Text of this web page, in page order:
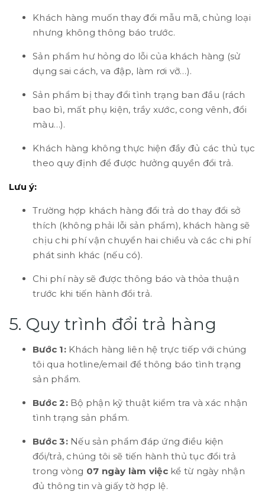
Khách hàng muốn thay đổi mẫu mã, chủng loại
nhưng không thông báo trước.
Sản phẩm hư hỏng do lỗi của khách hàng (sử
dụng sai cách, va đập, làm rơi vỡ…).
Sản phẩm bị thay đổi tình trạng ban đầu (rách
bao bì, mất phụ kiện, trầy xước, cong vênh, đổi
màu…).
Khách hàng không thực hiện đầy đủ các thủ tục
theo quy định để được hưởng quyền đổi trả.
Lưu ý:
Trường hợp khách hàng đổi trả do thay đổi sở
thích (không phải lỗi sản phẩm), khách hàng sẽ
chịu chi phí vận chuyển hai chiều và các chi phí
phát sinh khác (nếu có).
Chi phí này sẽ được thông báo và thỏa thuận
trước khi tiến hành đổi trả.
5. Quy trình đổi trả hàng
Bước 1:Khách hàng liên hệ trực tiếp với chúng
tôi qua hotline/email để thông báo tình trạng
sản phẩm.
Bước 2:Bộ phận kỹ thuật kiểm tra và xác nhận
tình trạng sản phẩm.
Bước 3:Nếu sản phẩm đáp ứng điều kiện
đổi/trả, chúng tôi sẽ tiến hành thủ tục đổi trả
trong vòng 07 ngày làm việckể từ ngày nhận
đủ thông tin và giấy tờ hợp lệ.